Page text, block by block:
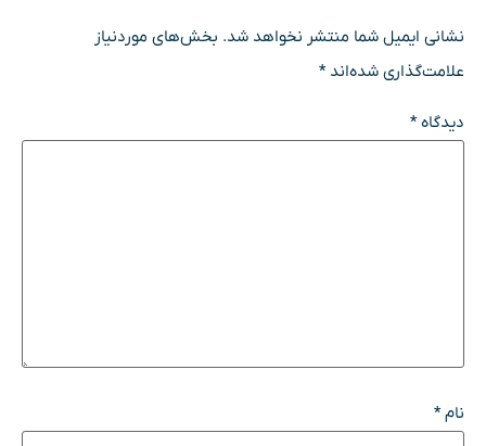
نشانی ایمیل شما منتشر نخواهد شد. بخش‌های موردنیاز
علامت‌گذاری شده‌اند*
دیدگاه*
نام*